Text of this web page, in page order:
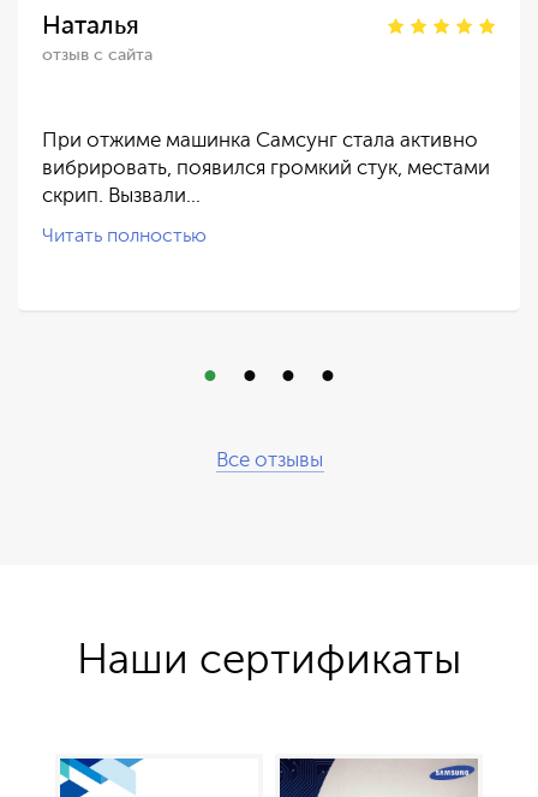
Наталья
отзыв с сайта
При отжиме машинка Самсунг стала активно
вибрировать, появился громкий стук, местами
скрип. Вызвали…
Читать полностью
Все отзывы
Наши сертификаты